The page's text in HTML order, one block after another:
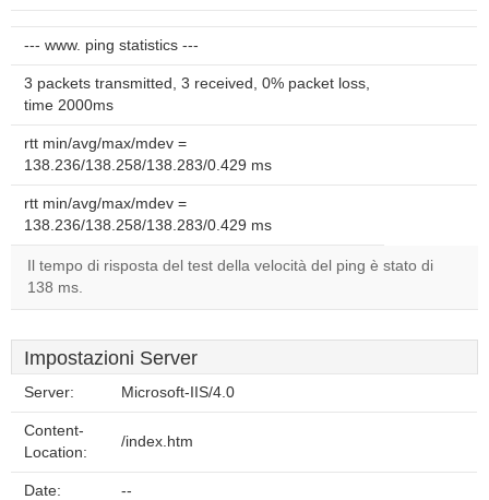
--- www. ping statistics ---
3 packets transmitted, 3 received, 0% packet loss,
time 2000ms
rtt min/avg/max/mdev =
138.236/138.258/138.283/0.429 ms
rtt min/avg/max/mdev =
138.236/138.258/138.283/0.429 ms
Il tempo di risposta del test della velocità del ping è stato di
138 ms.
Impostazioni Server
Server: Microsoft-IIS/4.0
Content-
Location:
/index.htm
Date: --